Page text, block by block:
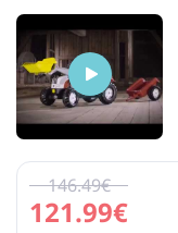
121.99€
146.49€